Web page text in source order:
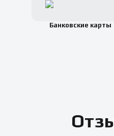
Банковские карты